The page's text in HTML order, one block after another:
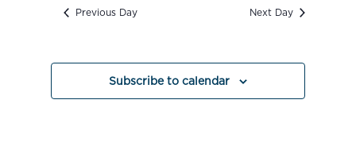
Previous Day Next Day
Subscribe to calendar